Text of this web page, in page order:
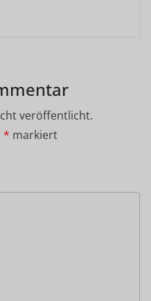
veröffentlicht.
* markiert